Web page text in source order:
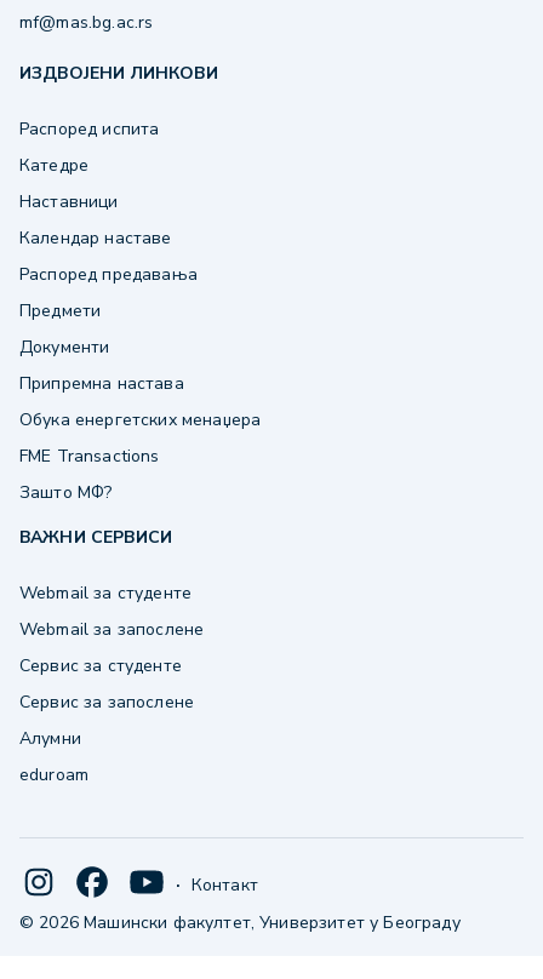
mf@mas.bg.ac.rs
ИЗДВОЈЕНИ ЛИНКОВИ
Распоред испита
Катедре
Наставници
Календар наставе
Распоред предавања
Предмети
Документи
Припремна настава
Обука енергетских менаџера
FME Transactions
Зашто МФ?
ВАЖНИ СЕРВИСИ
Webmail за студенте
Webmail за запослене
Сервис за студенте
Сервис за запослене
Алумни
eduroam
· Контакт
© 2026 Машински факултет, Универзитет у Београду